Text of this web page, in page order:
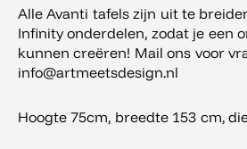
Alle Avanti tafels zijn uit te
Infinity onderdelen, zodat je een
kunnen creëren! Mail ons voor
info@artmeetsdesign.nl
Hoogte 75cm, breedte 153 cm,